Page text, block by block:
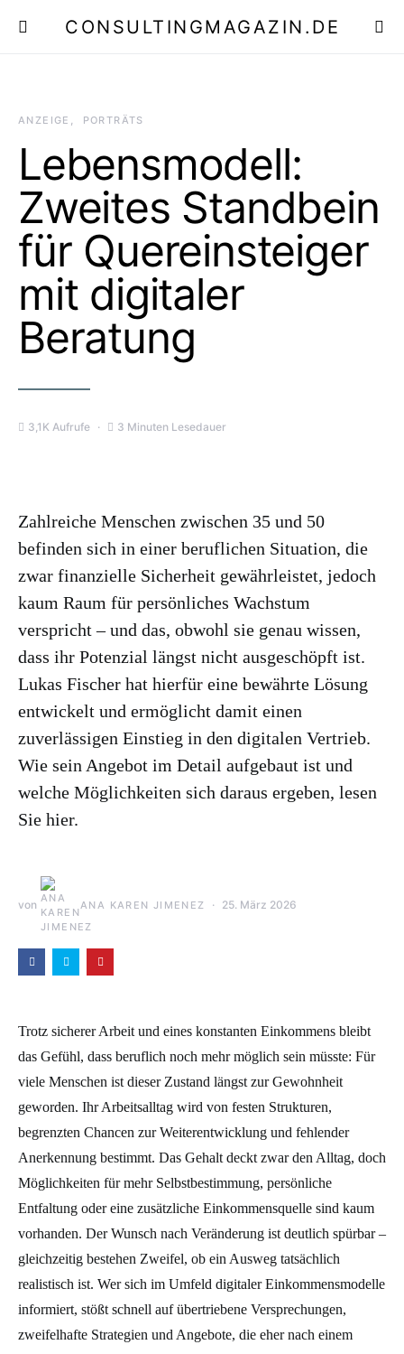
CONSULTINGMAGAZIN.DE
ANZEIGE PORTRÄTS
Lebensmodell:
Zweites Standbein
für Quereinsteiger
mit digitaler
Beratung
3,1K Aufrufe 3 Minuten Lesedauer
Zahlreiche Menschen zwischen 35 und 50
befinden sich in einer beruflichen Situation, die
zwar finanzielle Sicherheit gewährleistet, jedoch
kaum Raum für persönliches Wachstum
verspricht – und das, obwohl sie genau wissen,
dass ihr Potenzial längst nicht ausgeschöpft ist.
Lukas Fischer hat hierfür eine bewährte Lösung
entwickelt und ermöglicht damit einen
zuverlässigen Einstieg in den digitalen Vertrieb.
Wie sein Angebot im Detail aufgebaut ist und
welche Möglichkeiten sich daraus ergeben, lesen
Sie hier.
von ANA KAREN JIMENEZ 25. März 2026
Trotz sicherer Arbeit und eines konstanten Einkommens bleibt
das Gefühl, dass beruflich noch mehr möglich sein müsste: Für
viele Menschen ist dieser Zustand längst zur Gewohnheit
geworden. Ihr Arbeitsalltag wird von festen Strukturen,
begrenzten Chancen zur Weiterentwicklung und fehlender
Anerkennung bestimmt. Das Gehalt deckt zwar den Alltag, doch
Möglichkeiten für mehr Selbstbestimmung, persönliche
Entfaltung oder eine zusätzliche Einkommensquelle sind kaum
vorhanden. Der Wunsch nach Veränderung ist deutlich spürbar –
gleichzeitig bestehen Zweifel, ob ein Ausweg tatsächlich
realistisch ist. Wer sich im Umfeld digitaler Einkommensmodelle
informiert, stößt schnell auf übertriebene Versprechungen,
zweifelhafte Strategien und Angebote, die eher nach einem